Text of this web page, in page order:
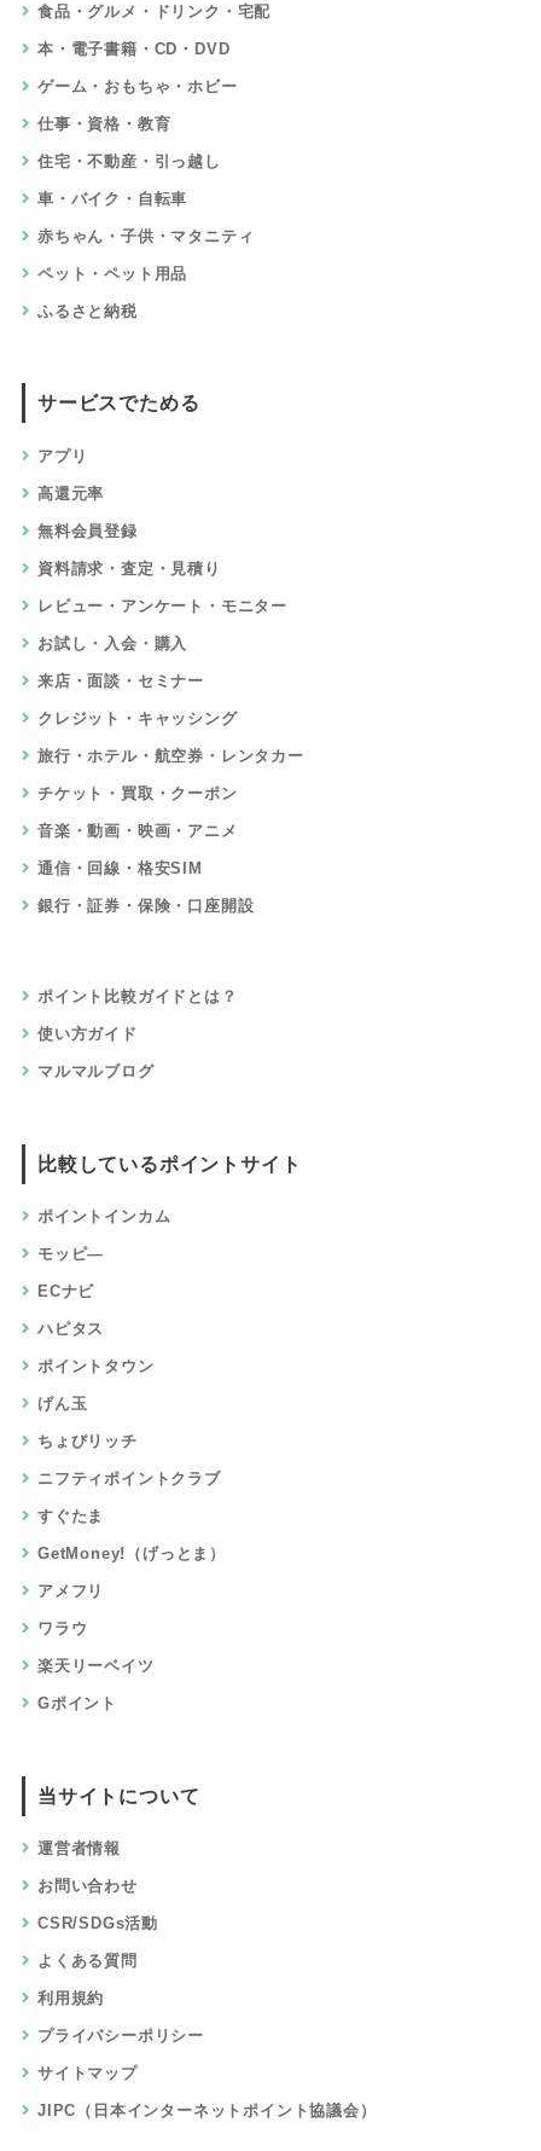
食品・グルメ・ドリンク・宅配
本・電子書籍・CD・DVD
ゲーム・おもちゃ・ホビー
仕事・資格・教育
住宅・不動産・引っ越し
車・バイク・自転車
赤ちゃん・子供・マタニティ
ペット・ペット用品
ふるさと納税
サービスでためる
アプリ
高還元率
無料会員登録
資料請求・査定・見積り
レビュー・アンケート・モニター
お試し・入会・購入
来店・面談・セミナー
クレジット・キャッシング
旅行・ホテル・航空券・レンタカー
チケット・買取・クーポン
音楽・動画・映画・アニメ
通信・回線・格安SIM
銀行・証券・保険・口座開設
ポイント比較ガイドとは？
使い方ガイド
マルマルブログ
比較しているポイントサイト
ポイントインカム
モッピ―
ECナビ
ハピタス
ポイントタウン
げん玉
ちょびリッチ
ニフティポイントクラブ
すぐたま
GetMoney!（げっとま）
アメフリ
ワラウ
楽天リーベイツ
Gポイント
当サイトについて
運営者情報
お問い合わせ
CSR/SDGs活動
よくある質問
利用規約
プライバシーポリシー
サイトマップ
JIPC（日本インターネットポイント協議会）